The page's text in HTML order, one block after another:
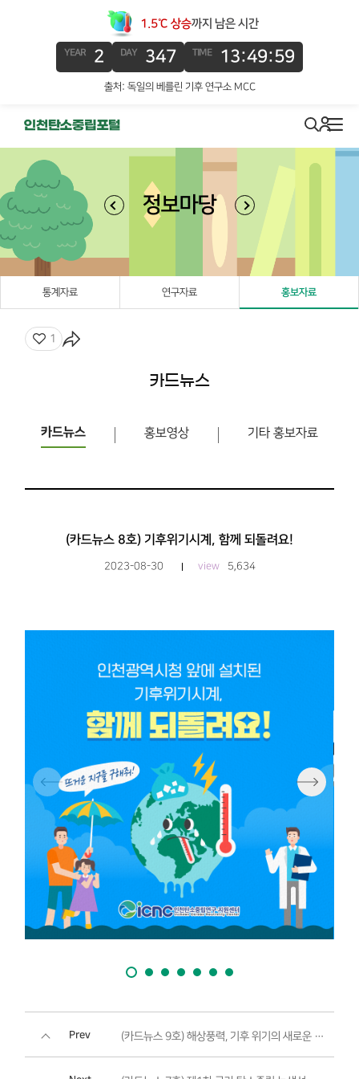
1.5℃ 상승까지 남은 시간
YEAR 2 DAY 347 TIME 13:49:58
출처: 독일의 베를린 기후 연구소 MCC
search
로그인
메뉴
정보마당
통계자료 연구자료 홍보자료
좋아요
1
카드뉴스
카드뉴스 홍보영상 기타 홍보자료
(카드뉴스 8호) 기후위기시계, 함께 되돌려요!
2023-08-30 view 5,634
Prev (카드뉴스 9호) 해상풍력, 기후 위기의 새로운 해결사